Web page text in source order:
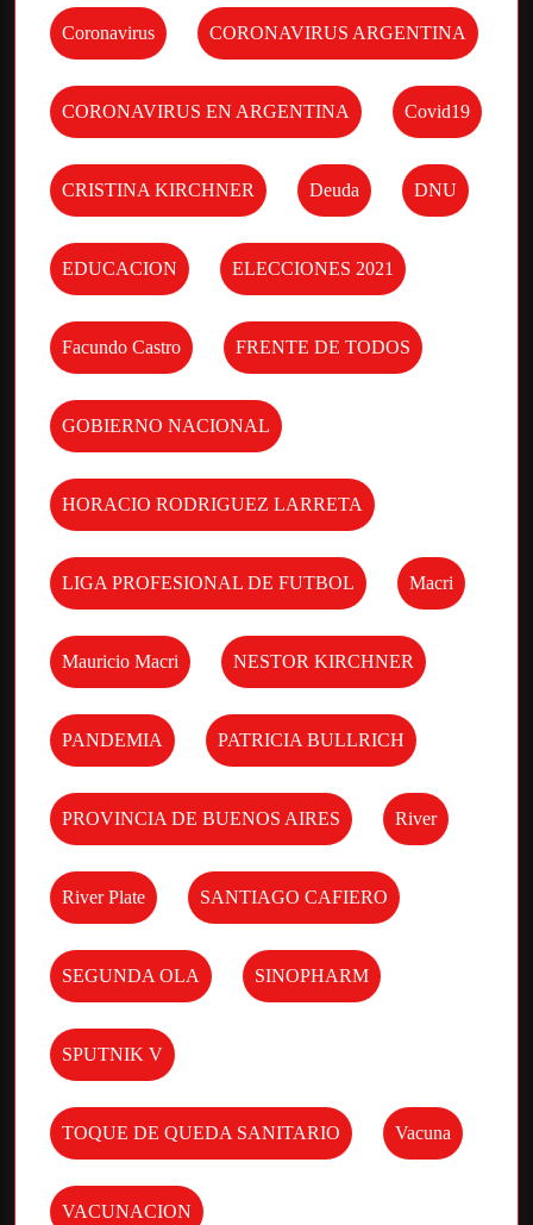
Coronavirus CORONAVIRUS ARGENTINA
CORONAVIRUS EN ARGENTINA Covid19
CRISTINA KIRCHNER Deuda DNU
EDUCACION ELECCIONES 2021
Facundo Castro FRENTE DE TODOS
GOBIERNO NACIONAL
HORACIO RODRIGUEZ LARRETA
LIGA PROFESIONAL DE FUTBOL Macri
Mauricio Macri NESTOR KIRCHNER
PANDEMIA PATRICIA BULLRICH
PROVINCIA DE BUENOS AIRES River
River Plate SANTIAGO CAFIERO
SEGUNDA OLA SINOPHARM
SPUTNIK V
TOQUE DE QUEDA SANITARIO Vacuna
VACUNACION